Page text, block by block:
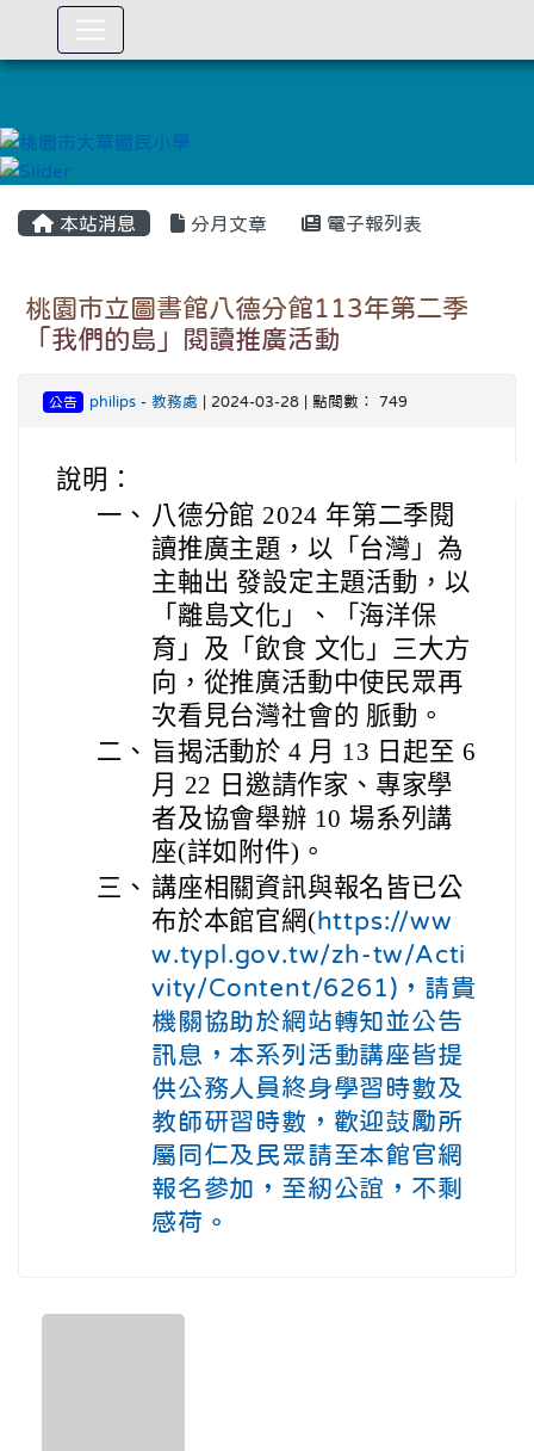
本站消息 分月文章 電子報列表
桃園市立圖書館八德分館113年第二季
「我們的島」閱讀推廣活動
公告 philips- 教務處 | 2024-03-28 | 點閱數： 749
說明：
一、 八德分館 2024 年第二季閱
讀推廣主題，以「台灣」為
主軸出 發設定主題活動，以
「離島文化」、「海洋保
育」及「飲食 文化」三大方
向，從推廣活動中使民眾再
次看見台灣社會的 脈動。
二、 旨揭活動於 4 月 13 日起至 6
月 22 日邀請作家、專家學
者及協會舉辦 10 場系列講
座(詳如附件)。
三、 講座相關資訊與報名皆已公
布於本館官網(https://ww
w.typl.gov.tw/zh-tw/Acti
vity/Content/6261)，請貴
機關協助於網站轉知並公告
訊息，本系列活動講座皆提
供公務人員終身學習時數及
教師研習時數，歡迎鼓勵所
屬同仁及民眾請至本館官網
報名參加，至紉公誼，不剩
感荷。